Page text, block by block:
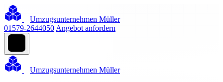
Umzugsunternehmen Müller
01579-2644050 Angebot anfordern
Umzugsunternehmen Müller